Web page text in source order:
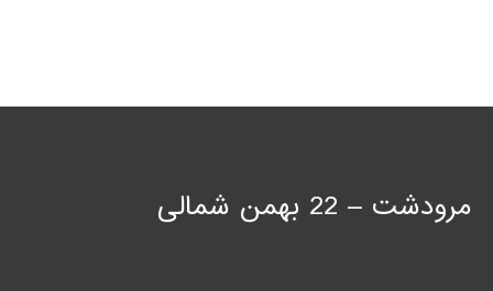
مرودشت – 22 بهمن شمالی